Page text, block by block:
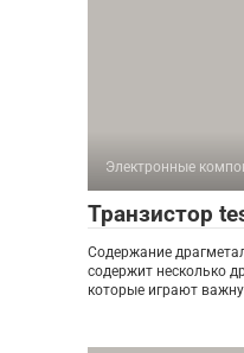
Электронные
Транзистор
Содержание
содержит несколько
которые играют